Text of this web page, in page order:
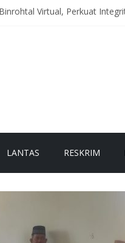
Virtual, Perkuat
Akses Jalan dan
Lahan Produktif dan
LANTAS RESKRIM